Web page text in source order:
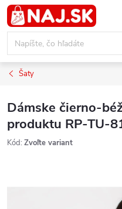
Prejsť
na
obsah
Šaty
Dámske čierno-
produktu RP-TU-
Kód: Zvoľte variant